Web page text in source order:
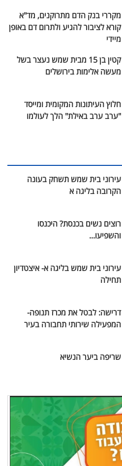
מקררי בנק הדם מתרוקנים, מד"א
קורא לציבור להגיע ולתרום דם באופן
מיידי
קטין בן 15 מבית שמש נעצר בשל
מעשה אלימות בירושלים
חלוץ העיתונות המקומית ומייסד
"ערב ערב באילת" הלך לעולמו
עירוני בית שמש תשחק בעונה
הקרובה בליגה א
רוצים נשים בכנסת? היכנסו
והשפיעו...
עירוני בית שמש בליגה א- איצטדיון
תחילה
דרישה: לבטל את מכרז תנופה-
המפעילה שירותי תחבורה בעיר
שריפה ביער הנשיא